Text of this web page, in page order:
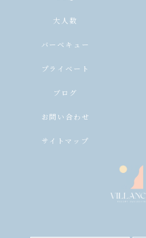
大人数
バーベキュー
プライベート
ブログ
お問い合わせ
サイトマップ